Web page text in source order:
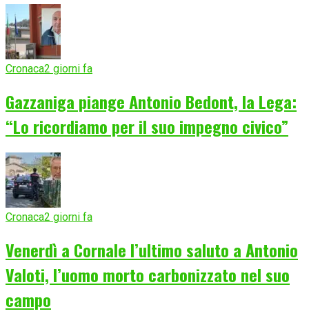
Cronaca2 giorni fa
Gazzaniga piange Antonio Bedont, la Lega:
“Lo ricordiamo per il suo impegno civico”
Cronaca2 giorni fa
Venerdì a Cornale l’ultimo saluto a Antonio
Valoti, l’uomo morto carbonizzato nel suo
campo